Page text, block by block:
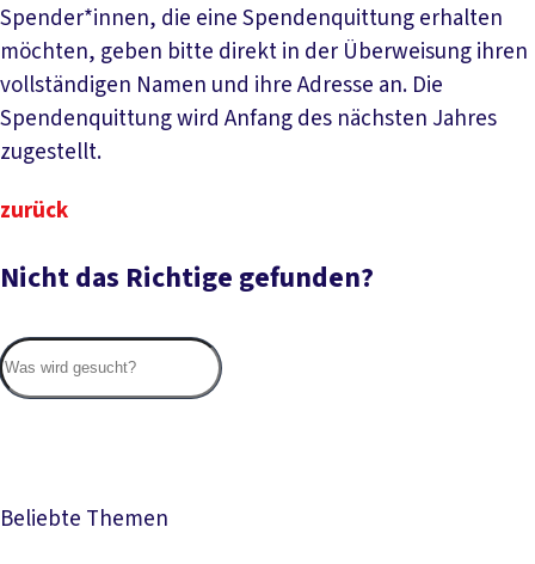
Spender*innen, die eine Spendenquittung erhalten
möchten, geben bitte direkt in der Überweisung ihren
vollständigen Namen und ihre Adresse an. Die
Spendenquittung wird Anfang des nächsten Jahres
zugestellt.
zurück
Nicht das Richtige gefunden?
Beliebte Themen